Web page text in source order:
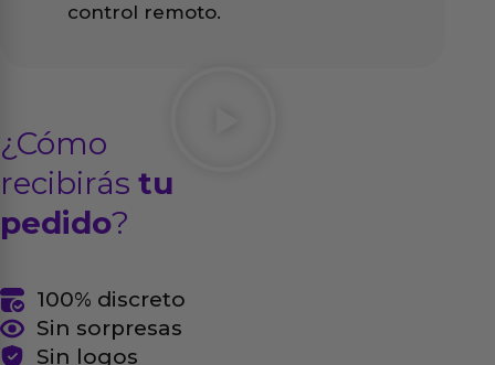
control remoto.
¿Cómo
recibirás tu
pedido?
100% discreto
Sin sorpresas
Sin logos